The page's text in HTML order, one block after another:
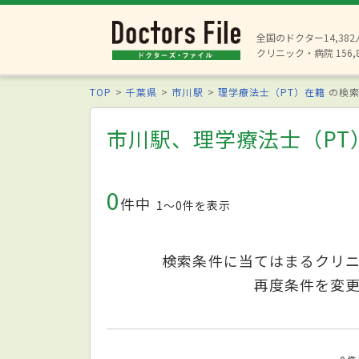
全国のドクター14,382
クリニック・病院
TOP 千葉県 市川駅 理学療法士（PT）在籍 の検
市川駅、理学療法士（PT
0件中 1〜0件を表示
検索条件に当てはまるクリ
再度条件を変